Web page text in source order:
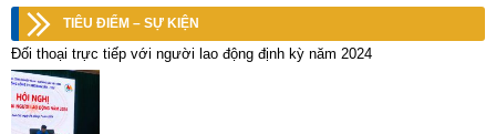
TIÊU ĐIỂM – SỰ KIỆN
Đối thoại trực tiếp với người lao động định kỳ năm 2024